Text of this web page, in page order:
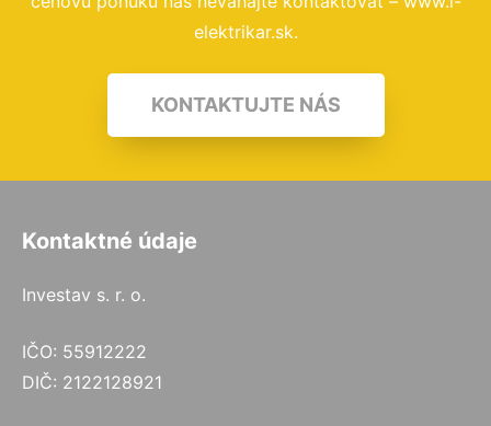
elektrikar.sk.
KONTAKTUJTE NÁS
Kontaktné údaje
Investav s. r. o.
IČO: 55912222
DIČ: 2122128921